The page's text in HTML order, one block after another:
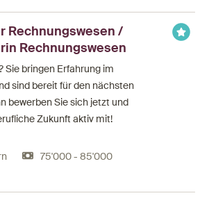
Rechnungswesen /
Rechnungswesen
Sie bringen Erfahrung im
sind bereit für den nächsten
bewerben Sie sich jetzt und
Zukunft aktiv mit!
75'000 - 85'000